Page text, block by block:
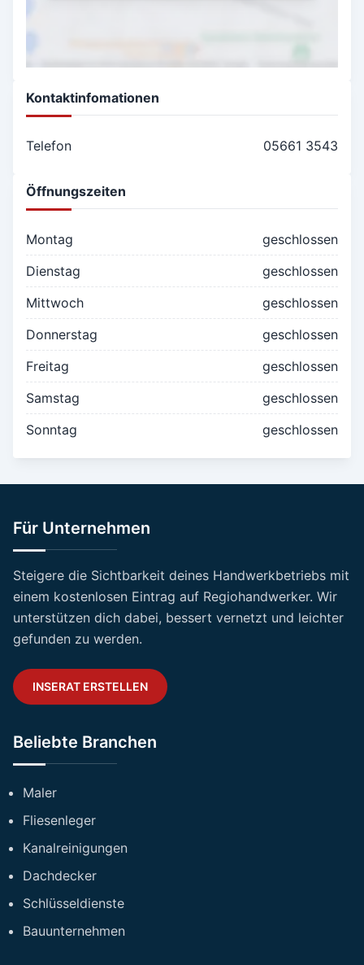
Kontaktinfomationen
Telefon 05661 3543
Öffnungszeiten
Montag
geschlossen
Dienstag
geschlossen
Mittwoch
geschlossen
Donnerstag
geschlossen
Freitag
geschlossen
Samstag
geschlossen
Sonntag
geschlossen
Für Unternehmen
Steigere die Sichtbarkeit deines Handwerkbetriebs mit
einem kostenlosen Eintrag auf Regiohandwerker. Wir
unterstützen dich dabei, bessert vernetzt und leichter
gefunden zu werden.
INSERAT ERSTELLEN
Beliebte Branchen
Maler
Fliesenleger
Kanalreinigungen
Dachdecker
Schlüsseldienste
Bauunternehmen